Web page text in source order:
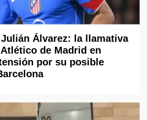
Álvarez: la llamativa
de Madrid en
por su posible